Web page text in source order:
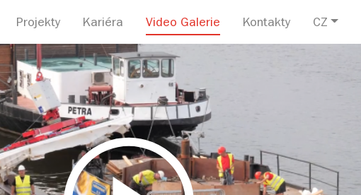
Projekty Kariéra Video Galerie Kontakty CZ